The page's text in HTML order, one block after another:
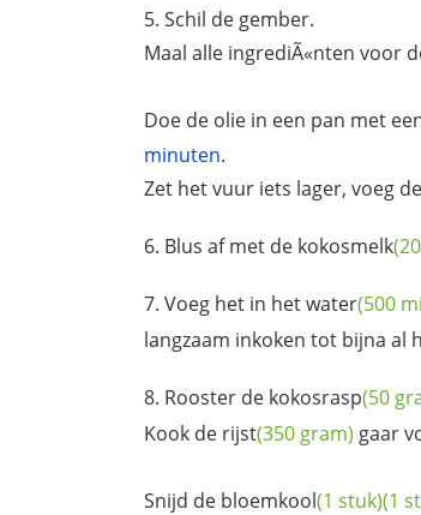
Schil de gember.
Maal alle ingrediÃ«nten voor
Doe de olie in een pan met
minuten.
Zet het vuur iets lager, voeg
Blus af met de kokosmelk
Voeg het in hetwater(500
langzaam inkoken tot bijna al
Rooster de kokosrasp(50
Kook de rijst(350 gram) gaar
Snijd de bloemkool(1 stuk)(1